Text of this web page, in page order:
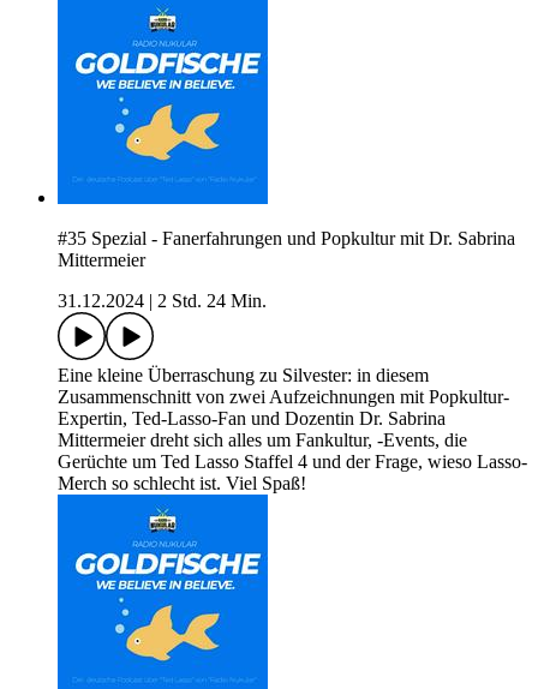
#35 Spezial - Fanerfahrungen und Popkultur mit Dr. Sabrina
Mittermeier
31.12.2024
2 Std. 24 Min.
Eine kleine Überraschung zu Silvester: in diesem
Zusammenschnitt von zwei Aufzeichnungen mit Popkultur-
Expertin, Ted-Lasso-Fan und Dozentin Dr. Sabrina
Mittermeier dreht sich alles um Fankultur, -Events, die
Gerüchte um Ted Lasso Staffel 4 und der Frage, wieso Lasso-
Merch so schlecht ist. Viel Spaß!